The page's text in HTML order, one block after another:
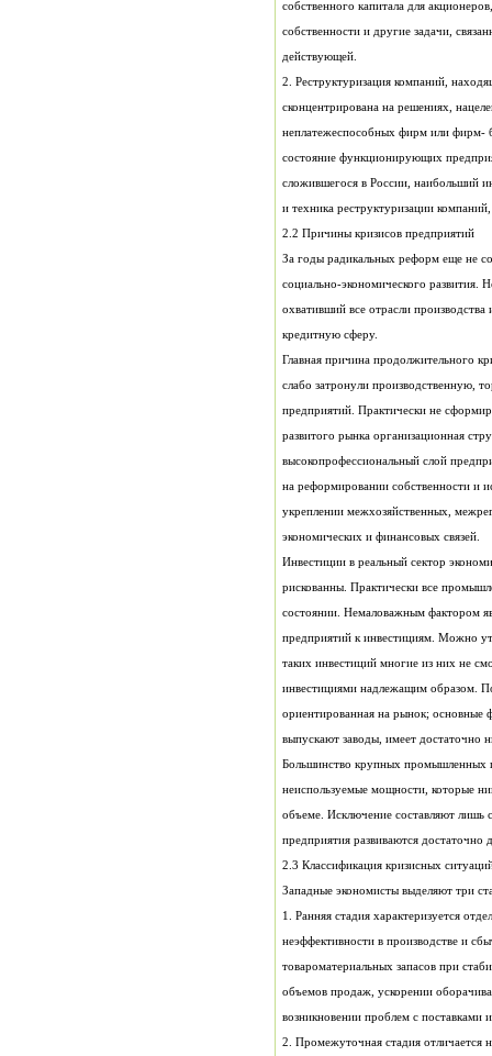
действующей.
и техника реструктуризации
2.2 Причины кризисов предприятий
охвативший все отрасли
кредитную сферу.
экономических и финансовых связей.
объеме. Исключение составляют лишь
предприятия развиваются
2.3 Классификация кризисных
Западные экономисты выделяют три
возникновении проблем с поставками